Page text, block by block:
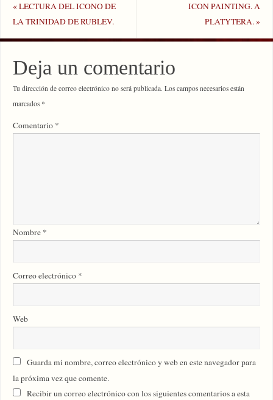
«LECTURA DEL ICONO DE
LA TRINIDAD DE RUBLEV.
ICON PAINTING. A
PLATYTERA.»
Deja un comentario
Tu dirección de correo electrónico no será publicada. Los campos necesarios están
marcados *
Comentario *
Nombre *
Correo electrónico *
Web
Guarda mi nombre, correo electrónico y web en este navegador para
la próxima vez que comente.
Recibir un correo electrónico con los siguientes comentarios a esta